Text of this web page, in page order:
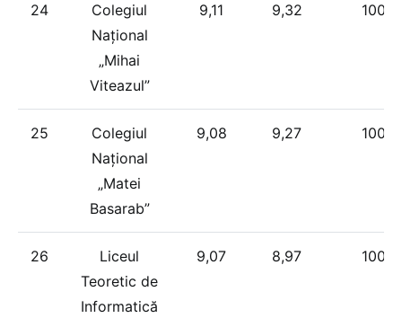
24
Colegiul
Național
„Mihai
Viteazul”
9,11 9,32 100%
25
Colegiul
Național
„Matei
Basarab”
9,08 9,27 100%
26
Liceul
Teoretic de
Informatică
9,07 8,97 100%